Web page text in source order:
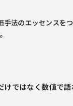
よくあるご質問
法のエッセンスを
けではなく数値で